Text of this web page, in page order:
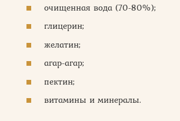
очищенная вода (70-80%);
глицерин;
желатин;
агар-агар;
пектин;
витамины и минералы.